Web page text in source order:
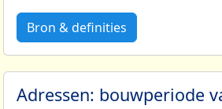
Bron & definities
Adressen: bouwperiode